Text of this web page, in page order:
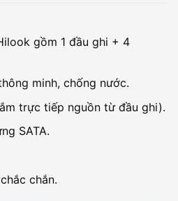
gồm 1 đầu ghi + 4
minh, chống nước.
trực tiếp nguồn từ đầu ghi).
SATA.
chắn.